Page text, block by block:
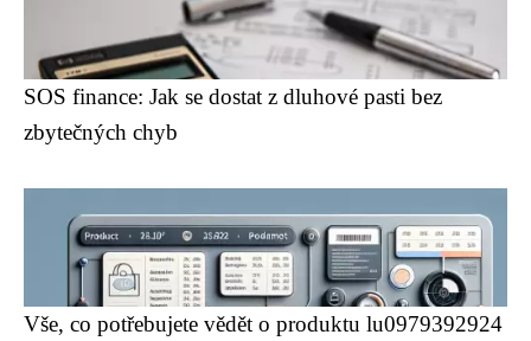
SOS finance: Jak se dostat z dluhové pasti bez
zbytečných chyb
Vše, co potřebujete vědět o produktu lu0979392924